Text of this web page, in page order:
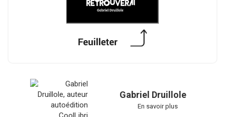
Gabriel Druillole
En savoir plus